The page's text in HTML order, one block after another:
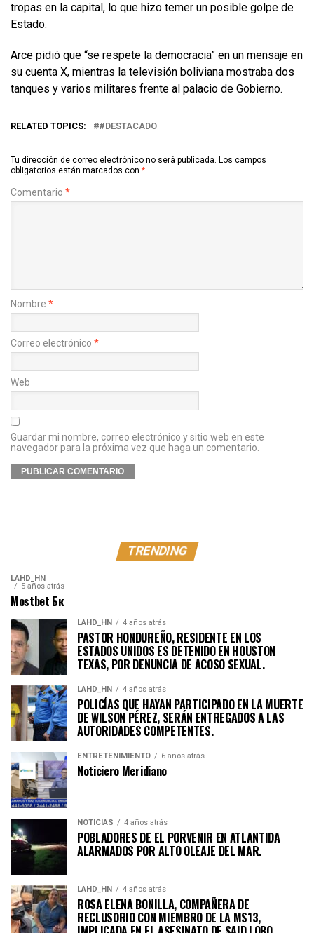
tropas en la capital, lo que hizo temer un posible golpe de
Estado.
Arce pidió que “se respete la democracia” en un mensaje en
su cuenta X, mientras la televisión boliviana mostraba dos
tanques y varios militares frente al palacio de Gobierno.
RELATED TOPICS: #DESTACADO
Tu dirección de correo electrónico no será publicada. Los campos
obligatorios están marcados con *
Comentario *
Nombre *
Correo electrónico *
Web
Guardar mi nombre, correo electrónico y sitio web en este
navegador para la próxima vez que haga un comentario.
TRENDING
LAHD_HN
5 años atrás
Mostbet Бк
LAHD_HN 4 años atrás
PASTOR HONDUREÑO, RESIDENTE EN LOS
ESTADOS UNIDOS ES DETENIDO EN HOUSTON
TEXAS, POR DENUNCIA DE ACOSO SEXUAL.
LAHD_HN 4 años atrás
POLICÍAS QUE HAYAN PARTICIPADO EN LA MUERTE
DE WILSON PÉREZ, SERÁN ENTREGADOS A LAS
AUTORIDADES COMPETENTES.
ENTRETENIMIENTO 6 años atrás
Noticiero Meridiano
NOTICIAS 4 años atrás
POBLADORES DE EL PORVENIR EN ATLANTIDA
ALARMADOS POR ALTO OLEAJE DEL MAR.
LAHD_HN 4 años atrás
ROSA ELENA BONILLA, COMPAÑERA DE
RECLUSORIO CON MIEMBRO DE LA MS13,